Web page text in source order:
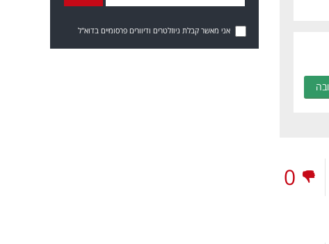
0
אני מאשר קבלת ניוזלטרים ודיוורים פרסומיים בדוא"ל